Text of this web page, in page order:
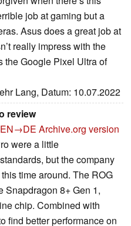
job at gaming but a
Asus does a great job at
really impress with the
the Google Pixel Ultra of
Lang, Datum: 10.07.2022
review
EN→DE Archive.org version
were a little
but the company
time around. The ROG
Snapdragon 8+ Gen 1,
chip. Combined with
find better performance on